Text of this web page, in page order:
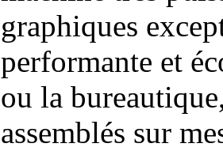
graphiques
performante et
ou la
assemblés sur